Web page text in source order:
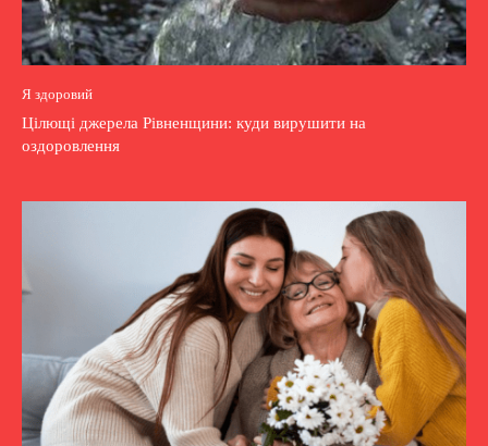
Я здоровий
Цілющі джерела Рівненщини: куди вирушити на
оздоровлення